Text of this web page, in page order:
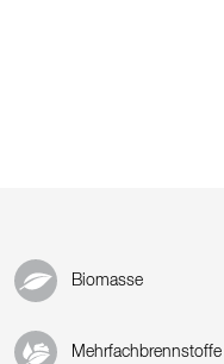
Biomasse
Mehrfachbrennstoffe